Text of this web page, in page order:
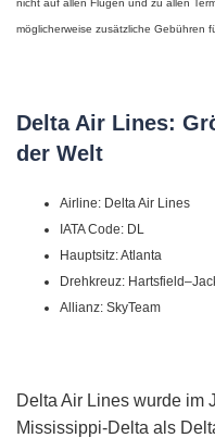
nicht auf allen Flügen und zu allen
möglicherweise zusätzliche Gebühren
Delta Air Lines:
der Welt
Airline: Delta Air Lines
IATA Code: DL
Hauptsitz: Atlanta
Drehkreuz:
Allianz: SkyTeam
Delta Air Lines wurde im
Mississippi-Delta als